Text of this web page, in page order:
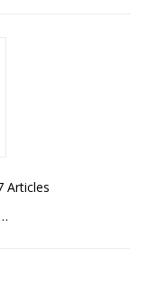
Articles